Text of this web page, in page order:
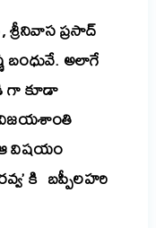
శ్రీనివాస ప్రసాద్
బంధువే. అలాగే
గా కూడా
విషయం
కి బప్పీలహరి